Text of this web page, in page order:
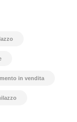
in vendita